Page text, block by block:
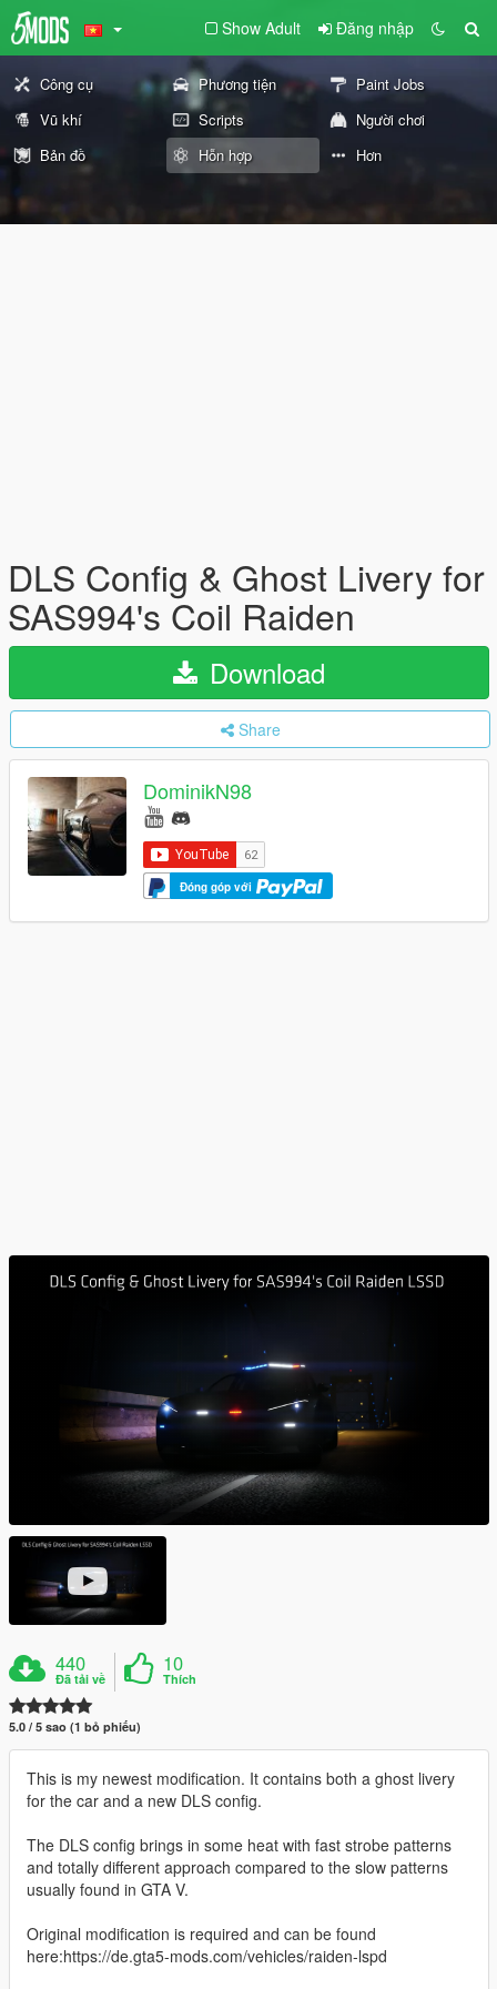
Show Adult Đăng nhập
Công cụ Phương tiện
Paint Jobs
Vũ khí
Scripts
Người chơi
Bản đồ
Hỗn hợp Hơn
DLS Config & Ghost Livery for
SAS994's Coil Raiden
Download
Share
DominikN98
Đóng góp với
440
Đã tải về
10
Thích
5.0 / 5 sao (1 bỏ phiếu)
This is my newest modification. It contains both a ghost livery
for the car and a new DLS config.
The DLS config brings in some heat with fast strobe patterns
and totally different approach compared to the slow patterns
usually found in GTA V.
Original modification is required and can be found
here:https://de.gta5-mods.com/vehicles/raiden-lspd